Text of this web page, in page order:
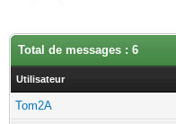
Total de messages : 6
Utilisateur
Tom2A